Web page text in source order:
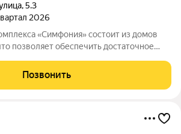
,5.3
2026
«Симфония» состоит из домов
позволяет обеспечить достаточное
квартиры с уже готовой базовой
и живите! ЖК
Позвонить